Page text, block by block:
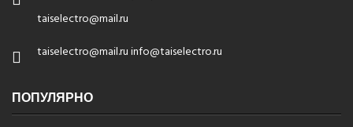
taiselectro@mail.ru
taiselectro@mail.ru info@taiselectro.ru
ПОПУЛЯРНО